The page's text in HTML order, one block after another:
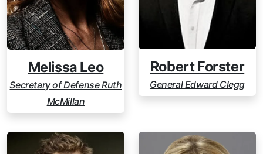
Melissa Leo
Secretary of Defense Ruth
McMillan
Robert Forster
General Edward Clegg